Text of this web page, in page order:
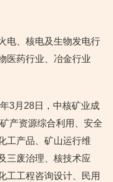
电、核电及生物发电行
医药行业、冶金行业
3月28日，中核矿业成
产资源综合利用、安全
化工产品、矿山运行维
三废治理、核技术应
工工程咨询设计、民用